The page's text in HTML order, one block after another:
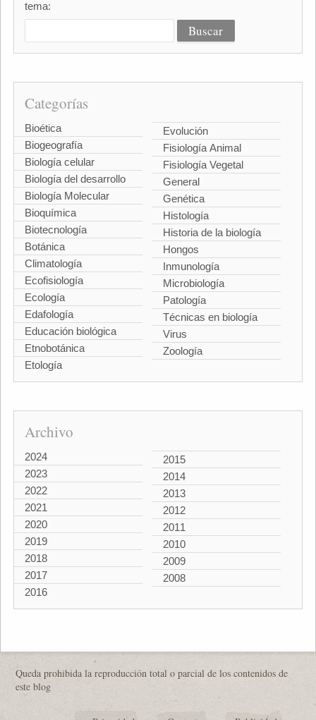
tema:
Categorías
Bioética
Biogeografía
Biología celular
Biología del desarrollo
Biología Molecular
Bioquímica
Biotecnología
Botánica
Climatología
Ecofisiología
Ecología
Edafología
Educación biológica
Etnobotánica
Etología
Evolución
Fisiología Animal
Fisiología Vegetal
General
Genética
Histología
Historia de la biología
Hongos
Inmunología
Microbiología
Patología
Técnicas en biología
Virus
Zoología
Archivo
2024
2023
2022
2021
2020
2019
2018
2017
2016
2015
2014
2013
2012
2011
2010
2009
2008
Queda prohibida la reproducción total o parcial de los contenidos de
este blog